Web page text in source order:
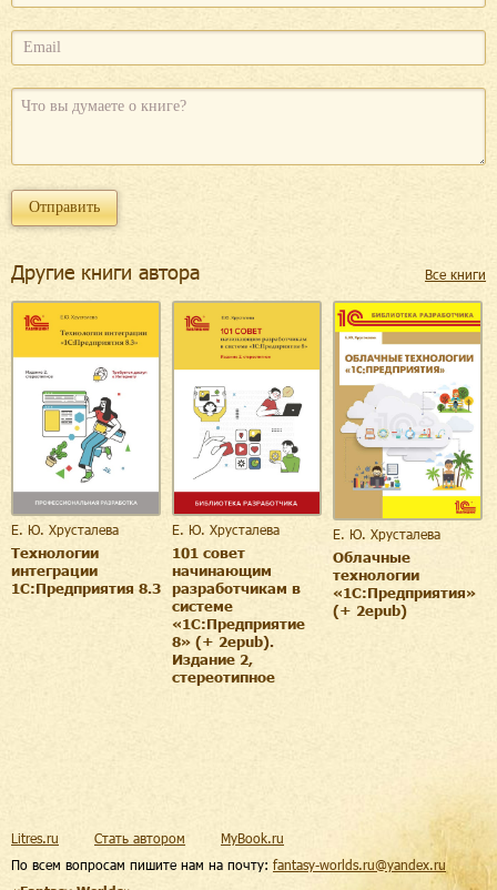
Другие книги автора Все книги
Е. Ю. Хрусталева
Технологии
интеграции
1С:Предприятия 8.3
Е. Ю. Хрусталева
101 совет
начинающим
разработчикам в
системе
«1С:Предприятие
8» (+ 2epub).
Издание 2,
стереотипное
Е. Ю. Хрусталева
Облачные
технологии
«1С:Предприятия»
(+ 2epub)
По всем вопросам пишите нам на почту: fantasy-worlds.ru@yandex.ru
Litres.ru Стать автором MyBook.ru